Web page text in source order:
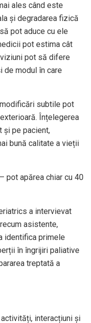
ales când este
și degradarea fizică
pot aduce cu ele
pot estima cât
pot să difere
de modul în care
subtile pot
Înțelegerea
și pe pacient,
bună calitate a vieții
pot apărea chiar cu 40
a intervievat
asistente,
identifica primele
în îngrijiri paliative
treptată a
interacțiuni și